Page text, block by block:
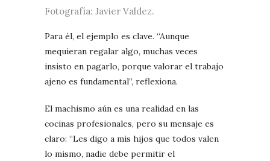
Fotografía: Javier Valdez.
Para él, el ejemplo es clave. “Aunque
mequieran regalar algo, muchas veces
insisto en pagarlo, porque valorar el trabajo
ajeno es fundamental”, reflexiona.
El machismo aún es una realidad en las
cocinas profesionales, pero su mensaje es
claro: “Les digo a mis hijos que todos valen
lo mismo, nadie debe permitir el